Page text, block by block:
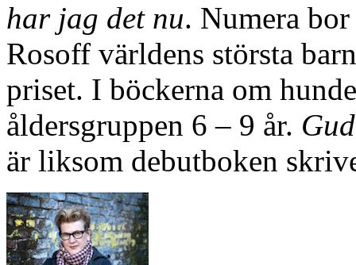
har jag det nu. Numera
Rosoff världens största
priset. I böckerna om
åldersgruppen 6 – 9 år.
är liksom debutboken